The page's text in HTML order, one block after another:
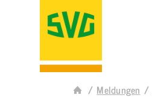
Meldungen